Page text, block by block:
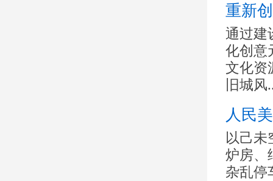
重新
通过建
化创意
文化资
旧城风
人民
以己未
炉房、
杂乱停